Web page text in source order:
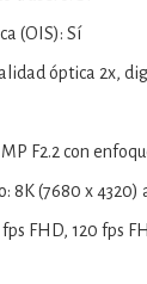
(OIS): Sí
óptica 2x,
F2.2 con
8K (7680 x 4320)
FHD, 120 fps